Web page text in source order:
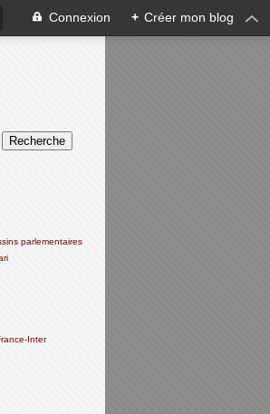
Connexion + Créer mon blog
parlementaires
Inter